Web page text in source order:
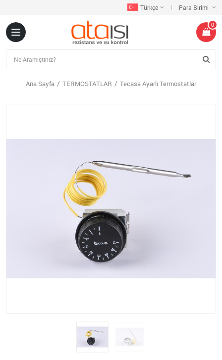
Türkçe Para Birimi
0
Ana Sayfa TERMOSTATLAR Tecasa Ayarlı Termostatlar